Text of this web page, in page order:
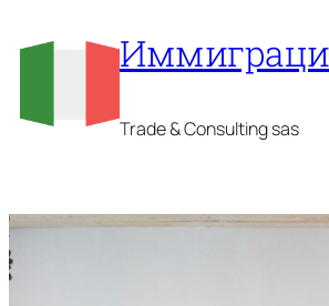
Trade & Consulting sas